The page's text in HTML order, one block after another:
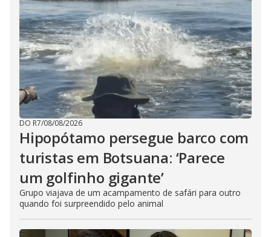
DO R7/08/08/2026
Hipopótamo persegue barco com
turistas em Botsuana: ‘Parece
um golfinho gigante’
Grupo viajava de um acampamento de safári para outro
quando foi surpreendido pelo animal